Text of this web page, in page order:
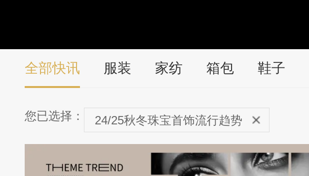
全部快讯 服装 家纺 箱包 鞋子
您已选择： 24/25秋冬珠宝首饰流行趋势